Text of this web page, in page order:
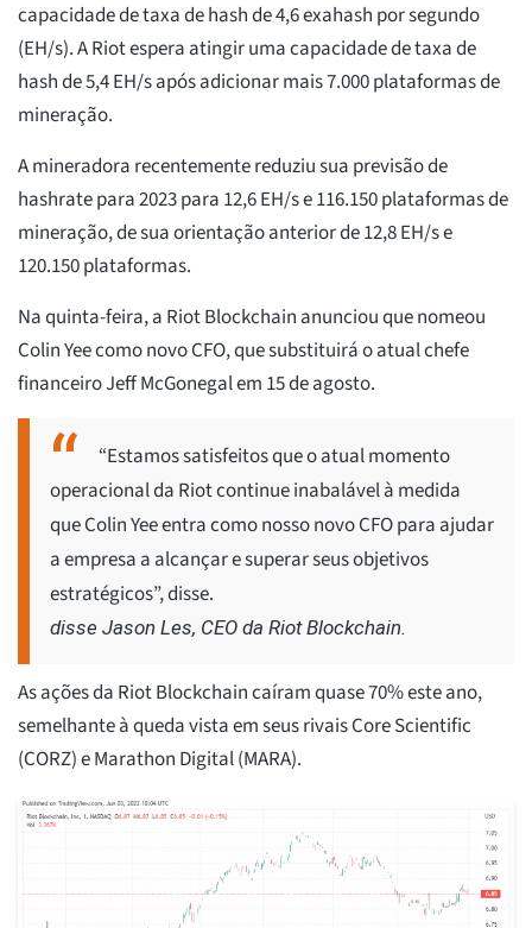
capacidade de taxa de hash de 4,6 exahash por segundo
(EH/s). A Riot espera atingir uma capacidade de taxa de
hash de 5,4 EH/s após adicionar mais 7.000 plataformas de
mineração.
A mineradora recentemente reduziu sua previsão de
hashrate para 2023 para 12,6 EH/s e 116.150 plataformas de
mineração, de sua orientação anterior de 12,8 EH/s e
120.150 plataformas.
Na quinta-feira, a Riot Blockchain anunciou que nomeou
Colin Yee como novo CFO, que substituirá o atual chefe
financeiro Jeff McGonegal em 15 de agosto.
“Estamos satisfeitos que o atual momento
operacional da Riot continue inabalável à medida
que Colin Yee entra como nosso novo CFO para ajudar
a empresa a alcançar e superar seus objetivos
estratégicos”, disse.
disse Jason Les, CEO da Riot Blockchain.
As ações da Riot Blockchain caíram quase 70% este ano,
semelhante à queda vista em seus rivais Core Scientific
(CORZ) e Marathon Digital (MARA).